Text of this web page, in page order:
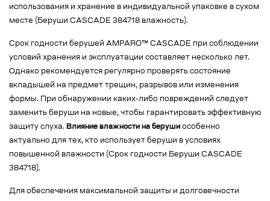
использования и хранение в индивидуальной упаковке в сухом
месте (Беруши CASCADE 384718 влажность).
Срок годности берушей AMPARO™ CASCADE при соблюдении
условий хранения и эксплуатации составляет несколько лет.
Однако рекомендуется регулярно проверять состояние
вкладышей на предмет трещин, разрывов или изменения
формы. При обнаружении каких-либо повреждений следует
заменить беруши на новые, чтобы гарантировать эффективную
защиту слуха. Влияние влажности на беруши особенно
актуально для тех, кто использует беруши в условиях
повышенной влажности (Срок годности Беруши CASCADE
384718).
Для обеспечения максимальной защиты и долговечности